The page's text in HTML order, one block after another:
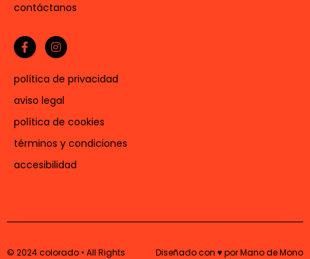
contáctanos
política de privacidad
aviso legal
política de cookies
términos y condiciones
accesibilidad
© 2024 colorado • All Rights Diseñado con ♥ por Mano de Mono